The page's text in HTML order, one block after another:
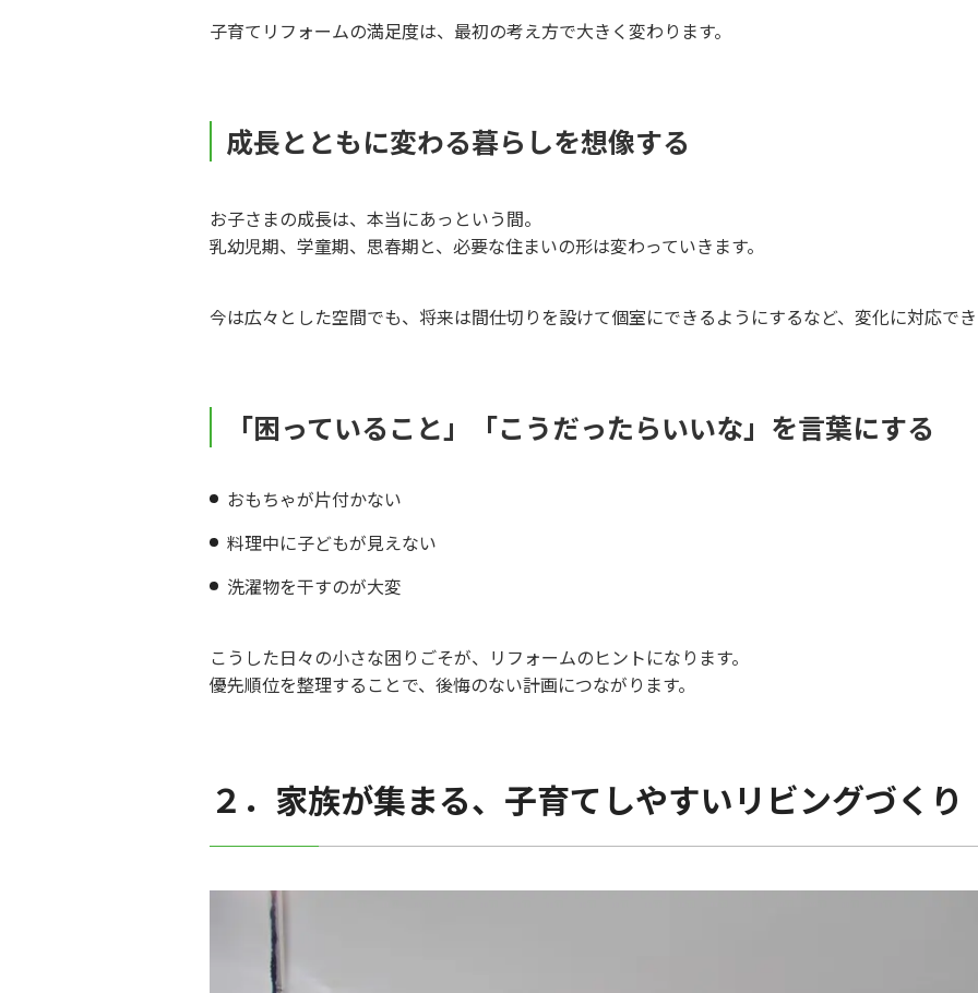
子育てリフォームの満足度は、最初の考え方で大きく変わります。
成長とともに変わる暮らしを想像する
お子さまの成長は、本当にあっという間。
乳幼児期、学童期、思春期と、必要な住まいの形は変わっていきます。
今は広々とした空間でも、将来は間仕切りを設けて個室にできるようにするなど、変化に対応で
「困っていること」「こうだったらいいな」を言葉にする
おもちゃが片付かない
料理中に子どもが見えない
洗濯物を干すのが大変
こうした日々の小さな困りごそが、リフォームのヒントになります。
優先順位を整理することで、後悔のない計画につながります。
２．家族が集まる、子育てしやすいリビングづくり